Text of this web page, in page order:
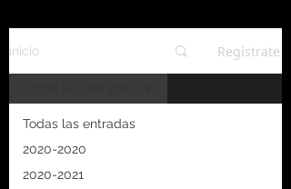
inicio Regístrate
Todas las entradas
2020-2020
2020-2021